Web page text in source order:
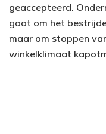
geaccepteerd.
gaat om het
maar om stoppen
winkelklimaat